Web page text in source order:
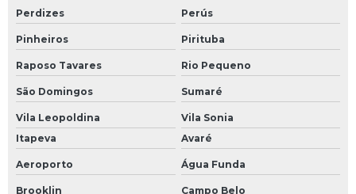
Perdizes Perús
Pinheiros Pirituba
Raposo Tavares Rio Pequeno
São Domingos Sumaré
Vila Leopoldina
Vila Sonia
Itapeva
Avaré
Aeroporto Água Funda
Brooklin Campo Belo